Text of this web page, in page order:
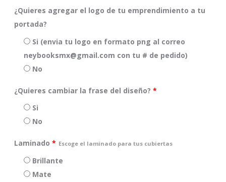
¿Quieres agregar el logo de tu emprendimiento a tu
portada?
Si (envia tu logo en formato png al correo
neybooksmx@gmail.com con tu # de pedido)
No
¿Quieres cambiar la frase del diseño? *
Si
No
Laminado * Escoge el laminado para tus cubiertas
Brillante
Mate